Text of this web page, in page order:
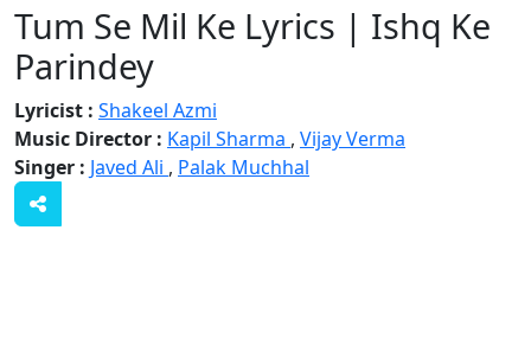
Tum Se Mil Ke Lyrics | Ishq Ke
Parindey
Lyricist : Shakeel Azmi
Music Director : Kapil Sharma , Vijay Verma
Singer : Javed Ali , Palak Muchhal